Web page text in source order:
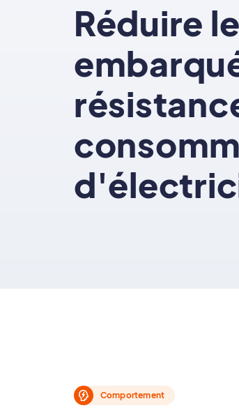
Réduire
Comportement